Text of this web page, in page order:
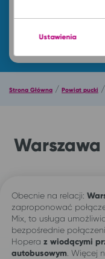
Strona Główna / Powiat pucki /
Obecnie na relacji:
zaproponować
Mix, to usługa
bezpośrednie
Hopera z wiodącymi
autobusowym . Więcej
Ustawienia